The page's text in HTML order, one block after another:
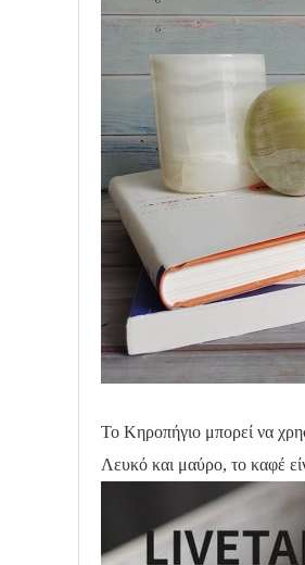
Το Κηροπήγιο μπορεί να
Λευκό και μαύρο, το καφέ